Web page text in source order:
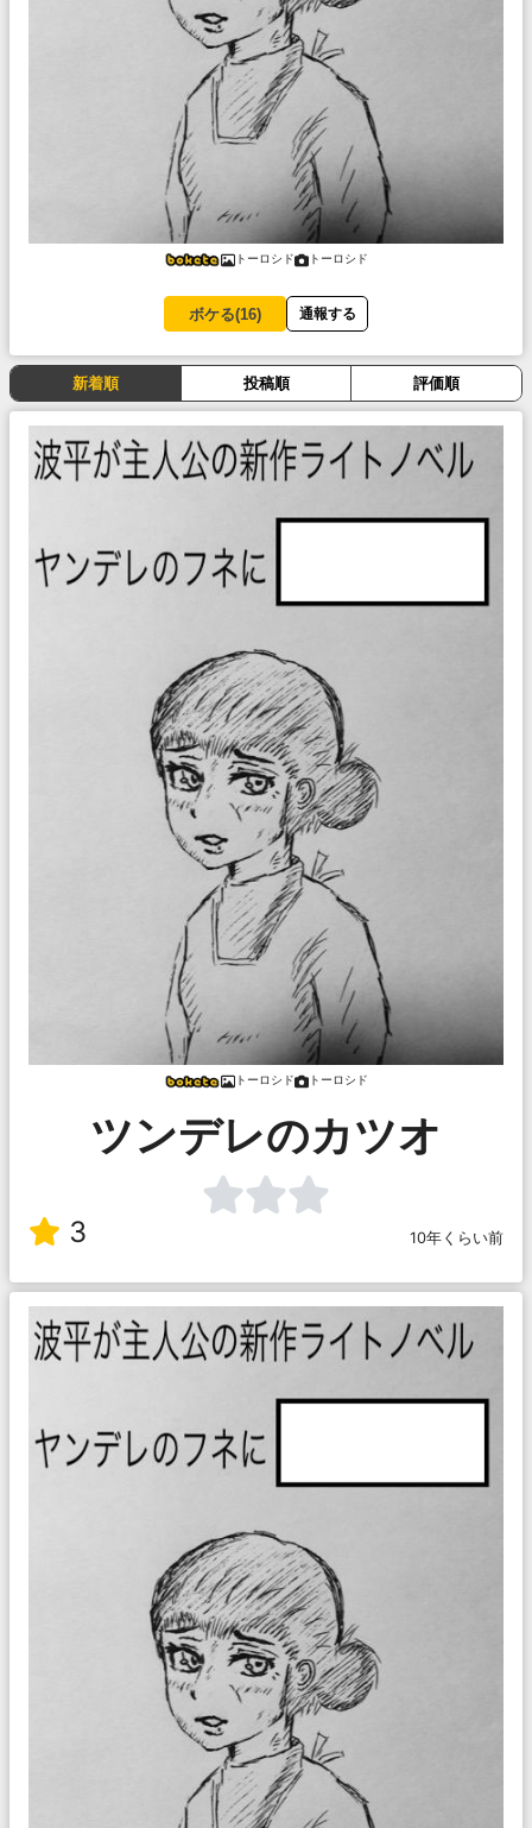
トーロシド トーロシド
ボケる(16) 通報する
新着順 投稿順 評価順
トーロシド トーロシド
ツンデレのカツオ
3 10年くらい前